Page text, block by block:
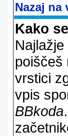
Nazaj na
Kako
poiščeš
vrstici
vpis
BBkoda